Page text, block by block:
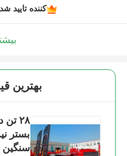
کننده تایید
بهترين
۲۸
بستر
سنگین